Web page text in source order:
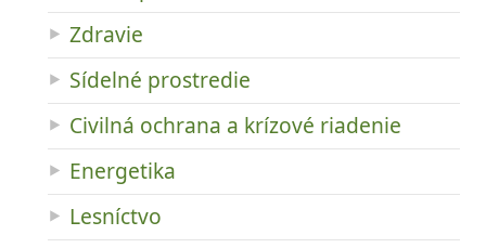
Zdravie
Sídelné prostredie
Civilná ochrana a krízové riadenie
Energetika
Lesníctvo